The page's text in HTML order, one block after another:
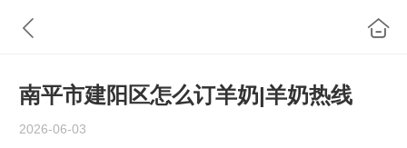
南平市建阳区怎么订羊奶|羊奶热线
2026-06-03